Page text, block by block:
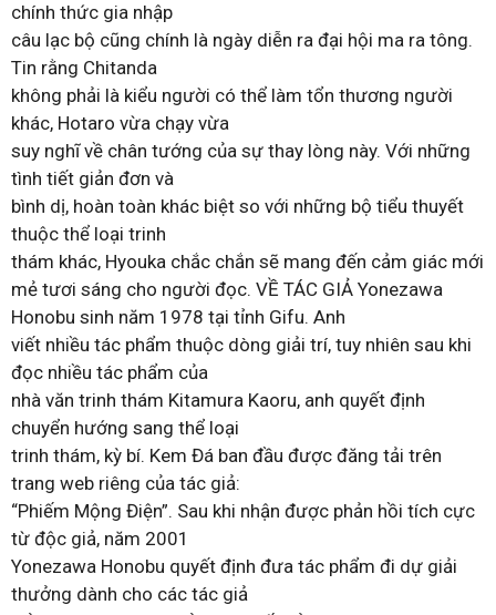
chính thức gia nhập
câu lạc bộ cũng chính là ngày diễn ra đại hội ma ra tông.
Tin rằng Chitanda
không phải là kiểu người có thể làm tổn thương người
khác, Hotaro vừa chạy vừa
suy nghĩ về chân tướng của sự thay lòng này. Với những
tình tiết giản đơn và
bình dị, hoàn toàn khác biệt so với những bộ tiểu thuyết
thuộc thể loại trinh
thám khác, Hyouka chắc chắn sẽ mang đến cảm giác mới
mẻ tươi sáng cho người đọc. VỀ TÁC GIẢ Yonezawa
Honobu sinh năm 1978 tại tỉnh Gifu. Anh
viết nhiều tác phẩm thuộc dòng giải trí, tuy nhiên sau khi
đọc nhiều tác phẩm của
nhà văn trinh thám Kitamura Kaoru, anh quyết định
chuyển hướng sang thể loại
trinh thám, kỳ bí. Kem Đá ban đầu được đăng tải trên
trang web riêng của tác giả:
“Phiếm Mộng Điện”. Sau khi nhận được phản hồi tích cực
từ độc giả, năm 2001
Yonezawa Honobu quyết định đưa tác phẩm đi dự giải
thưởng dành cho các tác giả